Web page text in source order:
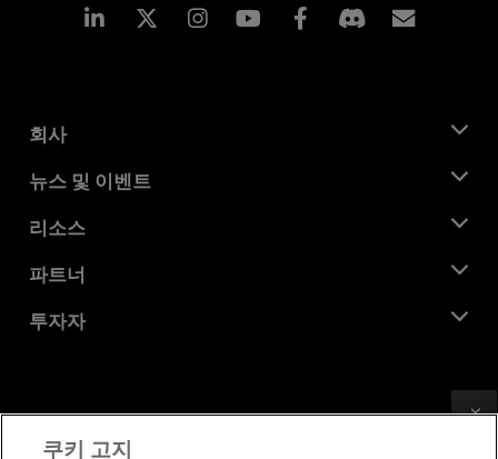
Linkedin Instagram Facebook
회사
AMD 소개
기업의 사회적 책임
채용
문의하기
뉴스 및 이벤트
뉴스룸
미디어 라이브러리
리소스
개발자 센트럴
사례 연구
파트너
AMD 파트너 허브
투자자
이사위원회
거버넌스 문서
쿠키 고지